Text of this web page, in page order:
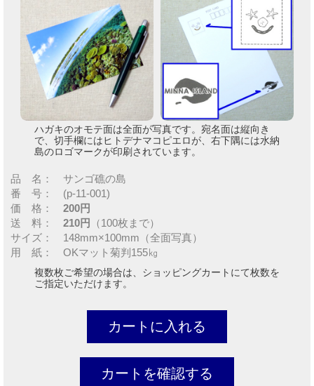
ハガキのオモテ面は全面が写真です。宛名面は縦向き
で、切手欄にはヒトデナマコピエロが、右下隅には水納
島のロゴマークが印刷されています。
品 名： サンゴ礁の島
番 号： (p-11-001)
価 格： 200円
送 料： 210円
（100枚まで）
サイズ： 148mm×100mm（全面写真）
用 紙： OKマット菊判155㎏
複数枚ご希望の場合は、ショッピングカートにて枚数を
ご指定いただけます。